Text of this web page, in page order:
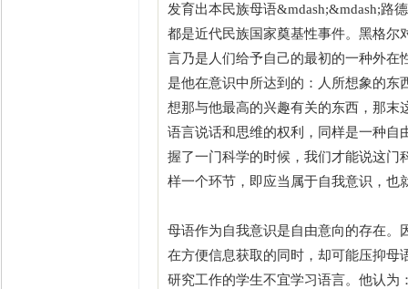
发育出本民族母语&mdash;&mdash;路
都是近代民族国家奠基性事件。黑格尔
言乃是人们给予自己的最初的一种外在
是他在意识中所达到的：人所想象的
想那与他最高的兴趣有关的东西，那
语言说话和思维的权利，同样是一种
握了一门科学的时候，我们才能说这门
样一个环节，即应当属于自我意识，也
母语作为自我意识是自由意向的存在。
在方便信息获取的同时，却可能压抑母
研究工作的学生不宜学习语言。他认为